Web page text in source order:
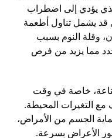
يؤدي إلى اضطراب
قد يشمل تناول أطعمة
وقلة النوم بسبب
جدد مما يزيد من فرص
خاصة في وقت
مع التغيرات المحيطة.
الجسم من الأمراض،
الأعراض بسرعة.